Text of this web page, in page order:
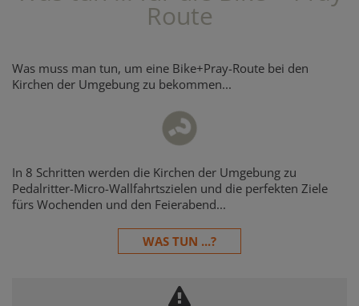
Route
Was muss man tun, um eine Bike+Pray-Route bei den
Kirchen der Umgebung zu bekommen...
In 8 Schritten werden die Kirchen der Umgebung zu
Pedalritter-Micro-Wallfahrtszielen und die perfekten Ziele
fürs Wochenden und den Feierabend...
WAS TUN ...?